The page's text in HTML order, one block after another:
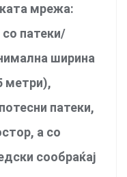
мрежа:
патеки/
ширина
метри),
патеки,
a со
сообраќај